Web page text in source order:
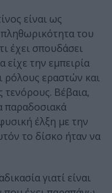
είναι ως
του
έχει σπουδάσει
είχε την εμπειρία
ρόλους εραστών και
Βέβαια,
παραδοσιακά
έλξη με την
το δίσκο ήταν να
γιατί είναι